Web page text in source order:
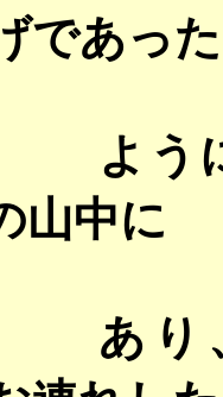
であった
よう
山中に
あり